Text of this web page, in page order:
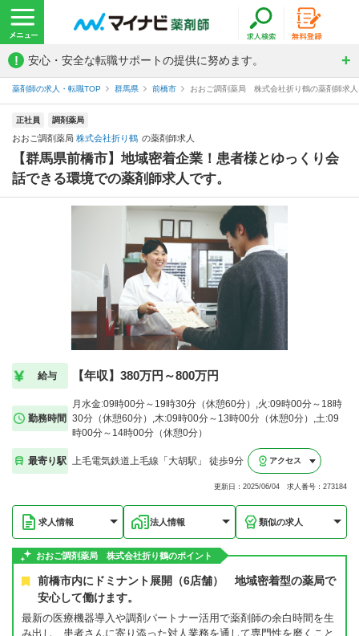
! 安心・安全な転職サポートの提供に努めます。
薬剤師の求人・転職TOP 群馬県 前橋市 おおご調剤薬局 株式会社折り鶴の薬剤師求人
正社員 調剤薬局
おおご調剤薬局 株式会社折り鶴 の薬剤師求人
【群馬県前橋市】地域密着企業！患者様とゆっくり会
話できる環境での薬剤師求人です。
給与 【年収】380万円～800万円
勤務時間
月水金:09時00分～19時30分（休憩60分）,火:09時00分～18時
30分（休憩60分）,木:09時00分～13時00分（休憩0分）,土:09
時00分～14時00分（休憩0分）
最寄り駅 上毛電気鉄道上毛線「大胡駅」 徒歩9分 アクセス
更新日：2025/06/04 求人番号：273184
求人情報 法人情報 類似の求人
おおご調剤薬局 株式会社折り鶴のポイント
前橋市内にドミナント展開（6店舗） 地域密着型の薬局で
安心して働けます。
最新の医療機器導入や調剤パートナー活用で薬剤師の余白時間を生
み出し、患者さんに寄り添った対人業務を通して専門性を磨くこと